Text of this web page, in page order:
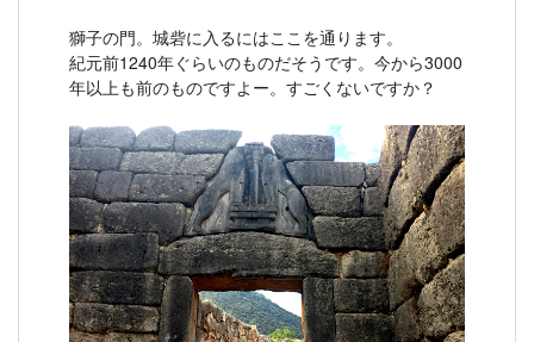
獅子の門。城砦に入るにはここを通ります。
紀元前1240年ぐらいのものだそうです。今から3000
年以上も前のものですよー。すごくないですか？